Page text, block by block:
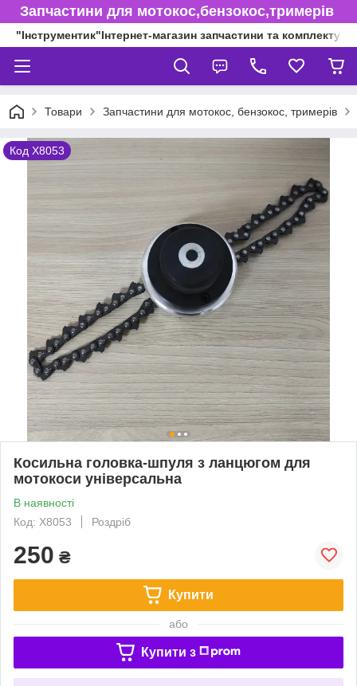
Запчастини для мотокос,бензокос,тримерів
"Інструментик"Інтернет-магазин запчастини та
Товари Запчастини для мотокос, бензокос, тримерів
Код Х8053
Косильна головка-шпуля з ланцюгом для
мотокоси універсальна
В наявності
Код: Х8053
Роздріб
250 ₴
Купити
або
Купити з